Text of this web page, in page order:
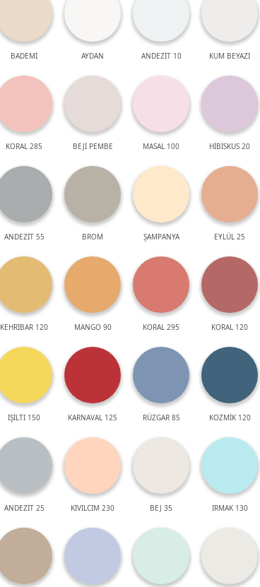
BADEMİ AYDAN ANDEZİT 10 KUM BEYAZI
KORAL 285 BEJİ PEMBE MASAL 100 HİBİSKUS 20
ANDEZİT 55 BROM ŞAMPANYA EYLÜL 25
KEHRİBAR 120 MANGO 90 KORAL 295 KORAL 120
IŞILTI 150 KARNAVAL 125 RÜZGAR 85 KOZMİK 120
ANDEZİT 25 KIVILCIM 230 BEJ 35 IRMAK 130